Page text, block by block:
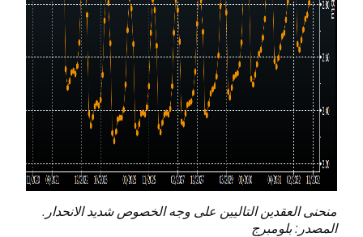
منحنى العقدين التاليين على وجه الخصوص شديد الانحدار.
المصدر: بلومبرج